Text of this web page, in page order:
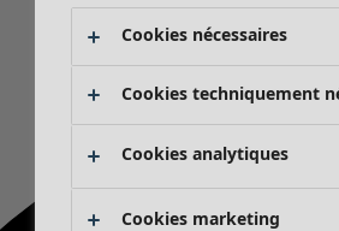
Cookies nécessaires
Cookies techniquement
Cookies analytiques
Cookies marketing